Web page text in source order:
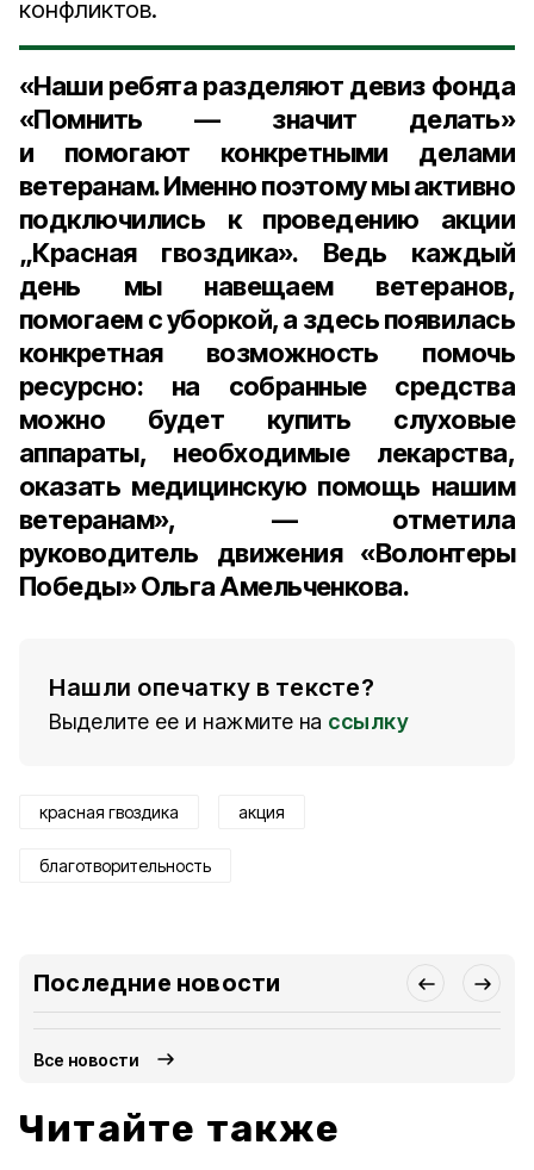
конфликтов.
«Наши ребята разделяют девиз фонда
«Помнить — значит делать»
и помогают конкретными делами
ветеранам. Именно поэтому мы активно
подключились к проведению акции
„Красная гвоздика». Ведь каждый
день мы навещаем ветеранов,
помогаем с уборкой, а здесь появилась
конкретная возможность помочь
ресурсно: на собранные средства
можно будет купить слуховые
аппараты, необходимые лекарства,
оказать медицинскую помощь нашим
ветеранам», — отметила
руководитель движения «Волонтеры
Победы» Ольга Амельченкова.
Нашли опечатку в тексте?
Выделите ее и нажмите на ссылку
красная гвоздика акция
благотворительность
Последние новости
Все новости
Читайте также